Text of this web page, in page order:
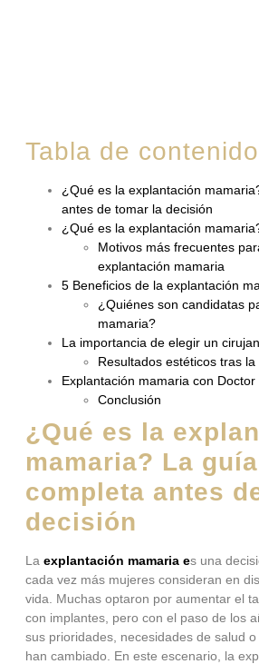
Tabla de
¿Qué es la explantación
antes de tomar la decisión
¿Qué es la explantación
Motivos más frecuentes
explantación mamaria
5 Beneficios de la explantación
¿Quiénes son candidatas
mamaria?
La importancia de elegir un
Resultados estéticos tras
Explantación mamaria con
Conclusión
¿Qué es la
mamaria? La guía
completa antes
decisión
La explantación mamaria es una
cada vez más mujeres consideran en
vida. Muchas optaron por aumentar el
con implantes, pero con el paso de los
sus prioridades, necesidades de salud
han cambiado. En este escenario, la